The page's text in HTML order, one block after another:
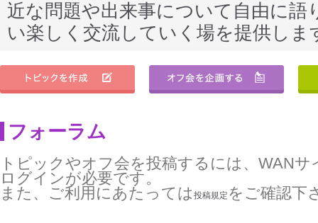
近な問題や出来事について自由に
い楽しく交流していく場を提供しま
フォーラム
トピックやオフ会を投稿するには、WAN
ログインが必要です。
また、ご利用にあたっては 投稿規定 をご確認下